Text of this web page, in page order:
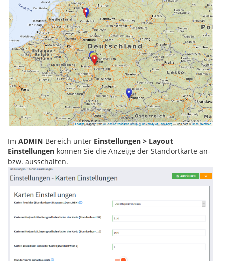
Im ADMIN-Bereich unter Einstellungen > Layout
Einstellungen können Sie die Anzeige der Standortkarte an-
bzw. ausschalten.